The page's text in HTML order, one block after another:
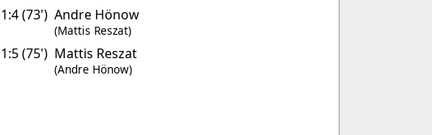
1:4 (73') Andre Hönow
(Mattis Reszat)
1:5 (75') Mattis Reszat
(Andre Hönow)